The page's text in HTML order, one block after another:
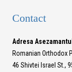
Contact
Adresa
Romanian Orthodox
46 Shivtei Israel St.,